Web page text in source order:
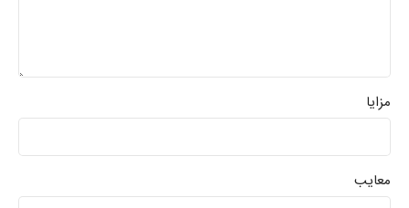
مزایا
معایب